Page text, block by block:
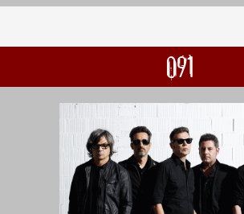
091